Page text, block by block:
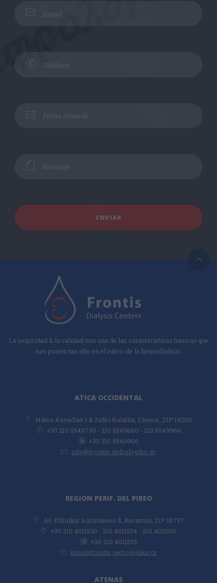
La seguridad & la calidad son una de las caracteristicas basicas que
nos ponen tan alto en el rubro de la hemodialisis.
ATICA OCCIDENTAL
Νikos Kavadias 1 & Zafiri Kalatha, Eleusis, ZIP 19200
+30 210 5549730 - 210 5549860 - 210 5549960
+30 210 5549966
info@frontis-nefrologiko.gr
REGION PERIF. DEL PIREO
Av. Ethnikis Antistaseos 8, Keratsini, ZIP 18757
+30 210 4011530 - 210 4011534 - 210 4011536
+30 210 4011535
info1@frontis-nefrologiko.gr
ATENAS